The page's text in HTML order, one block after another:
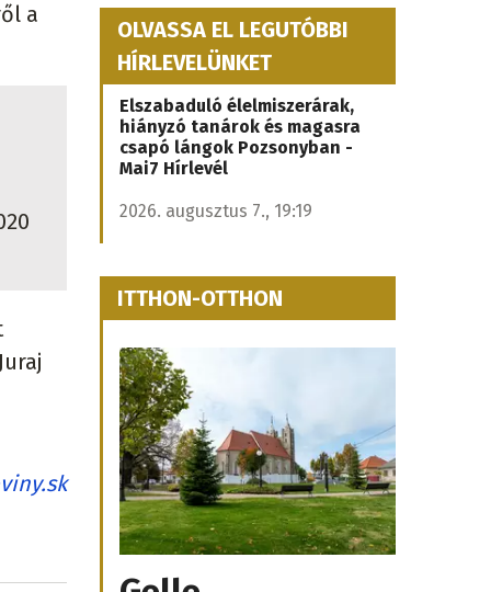
a
OLVASSA EL LEGUTÓBBI
HÍRLEVELÜNKET
Elszabaduló élelmiszerárak,
hiányzó tanárok és magasra
csapó lángok Pozsonyban -
Mai7 Hírlevél
2026. augusztus 7., 19:19
ITTHON-OTTHON